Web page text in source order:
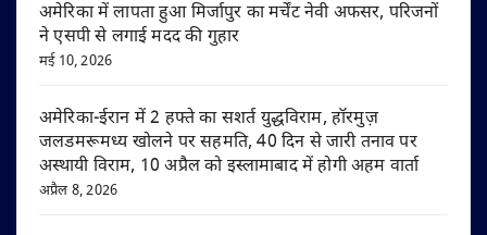
अमेरिका में लापता हुआ मिर्जापुर का मर्चेंट नेवी अफसर, परिजनों
ने एसपी से लगाई मदद की गुहार
मई 10, 2026
अमेरिका-ईरान में 2 हफ्ते का सशर्त युद्धविराम, हॉरमुज़
जलडमरूमध्य खोलने पर सहमति, 40 दिन से जारी तनाव पर
अस्थायी विराम, 10 अप्रैल को इस्लामाबाद में होगी अहम वार्ता
अप्रैल 8, 2026